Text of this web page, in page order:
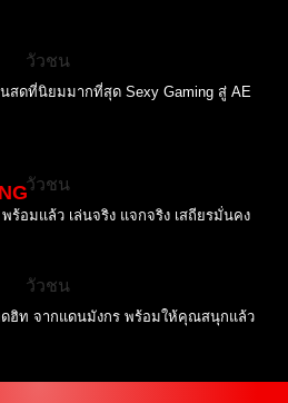
สดที่นิยมมากที่สุด Sexy Gaming สู่ AE
ร้อมแล้ว เล่นจริง แจกจริง เสถียรมั่นคง
ดฮิท จากแดนมังกร พร้อมให้คุณสนุกแล้ว